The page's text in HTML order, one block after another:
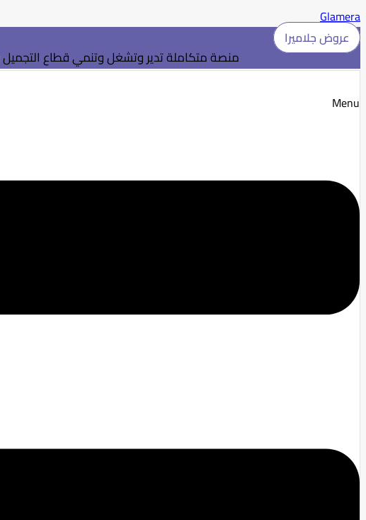
Glamera
عروض جلاميرا
منصة متكاملة تدير وتشغل وتنمي قطاع التجميل
Menu